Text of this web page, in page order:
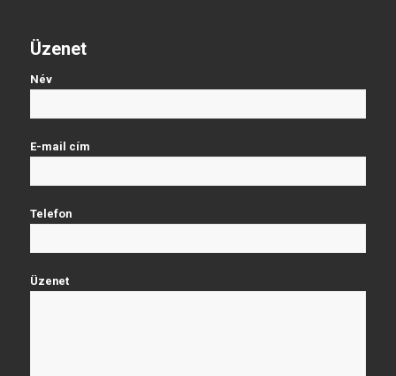
Üzenet
Név
E-mail cím
Telefon
Üzenet